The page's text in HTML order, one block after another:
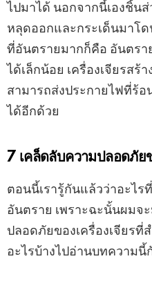
และนอกจากนี้เอง ใบเจีย
“ขึ้นอยู่กับคุณภาพของใบเ
ไปมาได้ นอกจากนี้เองชิ้น
หลุดออกและกระเด็นมาโ
ที่อันตรายมากก็คือ อันตรา
ได้เล็กน้อย เครื่องเจียรสร้
ได้อีกด้วย
7 เคล็ดลับความปลอดภัยข
ตอนนี้เรารู้กันแล้วว่าอะไร
อันตราย เพราะฉะนั้นผมจ